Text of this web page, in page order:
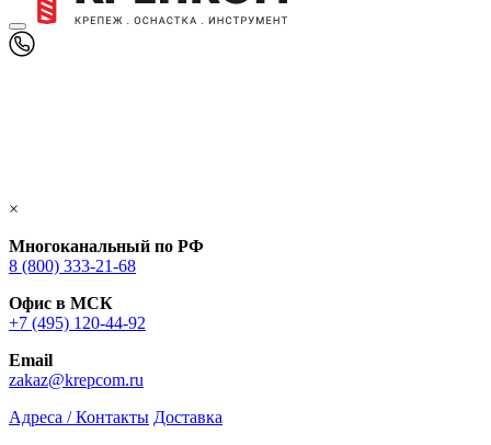
×
Многоканальный по РФ
8 (800) 333‑21-68
Офис в МСК
+7 (495) 120-44-92
Email
zakaz@krepcom.ru
Адреса / Контакты Доставка